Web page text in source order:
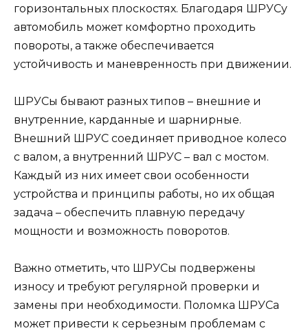
горизонтальных плоскостях. Благодаря ШРУСу
автомобиль может комфортно проходить
повороты, а также обеспечивается
устойчивость и маневренность при движении.
ШРУСы бывают разных типов – внешние и
внутренние, карданные и шарнирные.
Внешний ШРУС соединяет приводное колесо
с валом, а внутренний ШРУС – вал с мостом.
Каждый из них имеет свои особенности
устройства и принципы работы, но их общая
задача – обеспечить плавную передачу
мощности и возможность поворотов.
Важно отметить, что ШРУСы подвержены
износу и требуют регулярной проверки и
замены при необходимости. Поломка ШРУСа
может привести к серьезным проблемам с